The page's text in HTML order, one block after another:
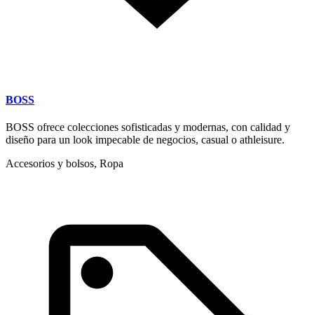
BOSS
BOSS ofrece colecciones sofisticadas y modernas, con calidad y
diseño para un look impecable de negocios, casual o athleisure.
Accesorios y bolsos, Ropa